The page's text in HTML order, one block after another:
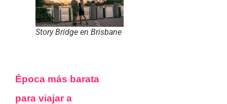
Story Bridge en Brisbane
Época más barata
para viajar a